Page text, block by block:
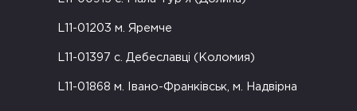
L11-01203 м. Яремче
L11-01397 с. Дебеславці (Коломия)
L11-01868 м. Івано-Франківськ, м. Надвірна